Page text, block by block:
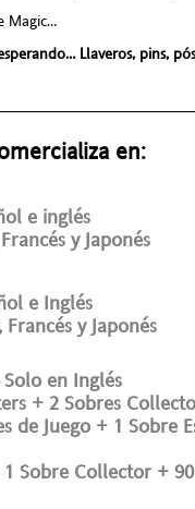
Magic…
Llaveros, pins,
en:
e inglés
y Japonés
e Inglés
y Japonés
en Inglés
+ 2 Sobres
de Juego + 1 Sobre
Sobre Collector +